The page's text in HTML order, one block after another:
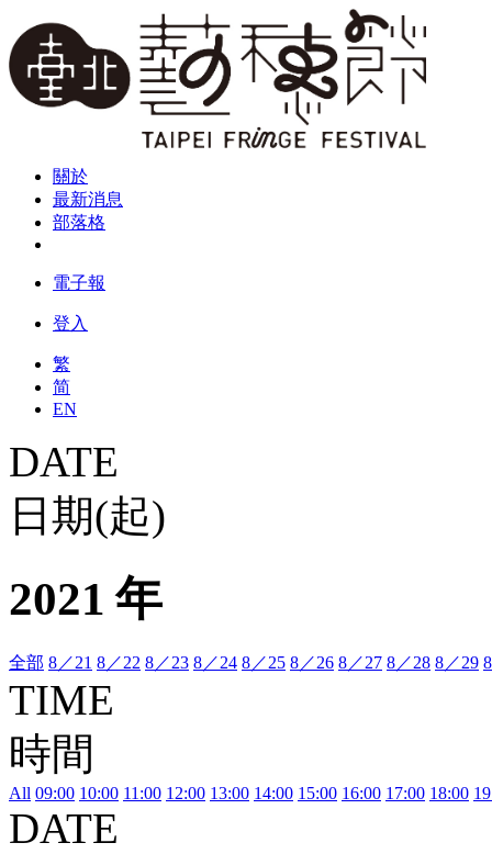
關於
最新消息
部落格
電子報
登入
繁
简
EN
DATE
日期(起)
2021 年
全部 8／21 8／22 8／23 8／24 8／25 8／26 8／27 8／28 8／29
TIME
時間
All 09:00 10:00 11:00 12:00 13:00 14:00 15:00 16:00 17:00 18:00
DATE